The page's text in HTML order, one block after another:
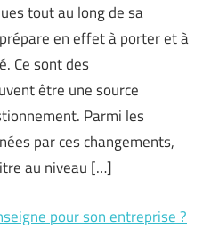
tout au long de sa
en effet à porter et à
Ce sont des
être une source
Parmi les
par ces changements,
au niveau […]
pour son entreprise ?